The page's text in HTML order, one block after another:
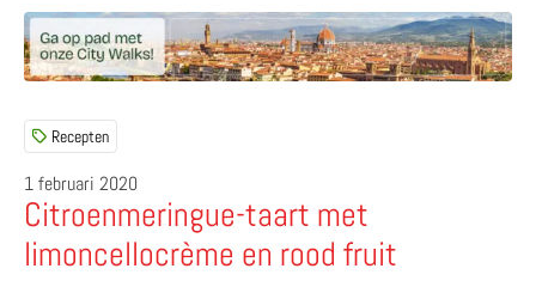
Recepten
1 februari 2020
Citroenmeringue-taart met
limoncellocrème en rood fruit